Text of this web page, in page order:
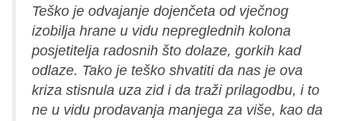
Teško je odvajanje dojenčeta od vječnog
izobilja hrane u vidu nepreglednih kolona
posjetitelja radosnih što dolaze, gorkih kad
odlaze. Tako je teško shvatiti da nas je ova
kriza stisnula uza zid i da traži prilagodbu, i to
ne u vidu prodavanja manjega za više, kao da